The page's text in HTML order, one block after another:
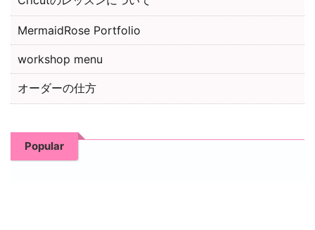
MermaidRose Portfolio
workshop menu
オーダーの仕方
Popular